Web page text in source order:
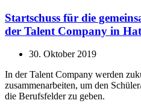
Startschuss für die
der Talent Company in
30. Oktober 2019
In der Talent Company werden
zusammenarbeiten, um den
die Berufsfelder zu geben.